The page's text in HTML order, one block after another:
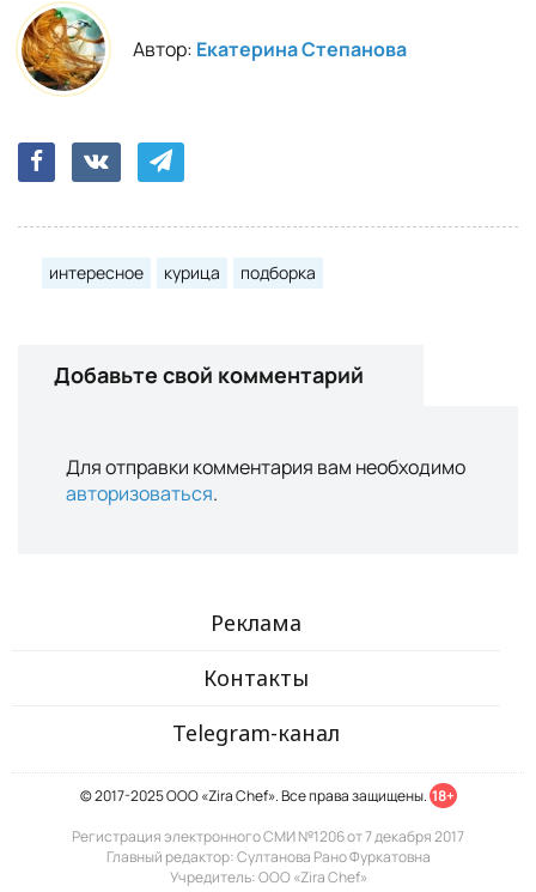
Автор: Екатерина Степанова
интересное курица подборка
Добавьте свой комментарий
Для отправки комментария вам необходимо
авторизоваться.
Реклама
Контакты
Telegram-канал
© 2017-2025 ООО «Zira Chef». Все права защищены. 18+
Регистрация электронного СМИ №1206 от 7 декабря 2017
Главный редактор: Султанова Рано Фуркатовна
Учредитель: ООО «Zira Chef»